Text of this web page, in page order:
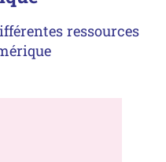
ressources